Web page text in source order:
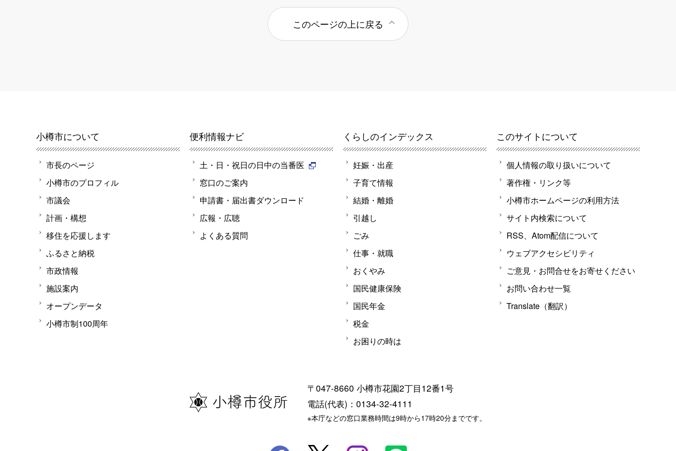
このページの上に戻る
小樽市について
市長のページ
小樽市のプロフィル
市議会
計画・構想
移住を応援します
ふるさと納税
市政情報
施設案内
オープンデータ
小樽市制100周年
便利情報ナビ
土・日・祝日の日中の当番医
窓口のご案内
申請書・届出書ダウンロード
広報・広聴
よくある質問
くらしのインデックス
妊娠・出産
子育て情報
結婚・離婚
引越し
ごみ
仕事・就職
おくやみ
国民健康保険
国民年金
税金
お困りの時は
このサイトについて
個人情報の取り扱いについて
著作権・リンク等
小樽市ホームページの利用方法
サイト内検索について
RSS、Atom配信について
ウェブアクセシビリティ
ご意見・お問合せをお寄せください
お問い合わせ一覧
Translate（翻訳）
〒047-8660 小樽市花園2丁目12番1号
電話(代表)：0134-32-4111
※本庁などの窓口業務時間は9時から17時20分までです。